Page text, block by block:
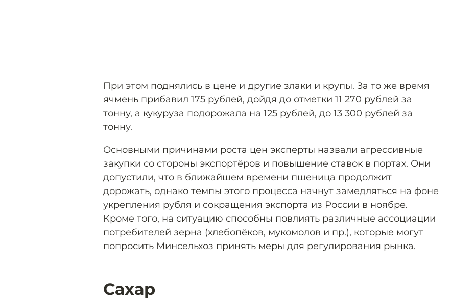
При этом поднялись в цене и другие злаки и крупы. За то же время
ячмень прибавил 175 рублей, дойдя до отметки 11 270 рублей за
тонну, а кукуруза подорожала на 125 рублей, до 13 300 рублей за
тонну.
Основными причинами роста цен эксперты назвали агрессивные
закупки со стороны экспортёров и повышение ставок в портах. Они
допустили, что в ближайшем времени пшеница продолжит
дорожать, однако темпы этого процесса начнут замедляться на фоне
укрепления рубля и сокращения экспорта из России в ноябре.
Кроме того, на ситуацию способны повлиять различные ассоциации
потребителей зерна (хлебопёков, мукомолов и пр.), которые могут
попросить Минсельхоз принять меры для регулирования рынка.
Сахар